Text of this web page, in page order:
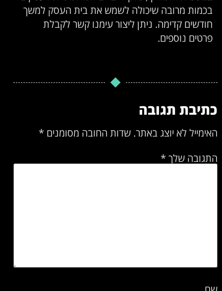
בכמות מרובה שיכולה לשמש את בית העסק למשך
חודשים קדימה. ניתן ליצור עימנו קשר לקבלת
פרטים נוספים.
כתיבת תגובה
האימייל לא יוצג באתר. שדות החובה מסומנים *
התגובה שלך *